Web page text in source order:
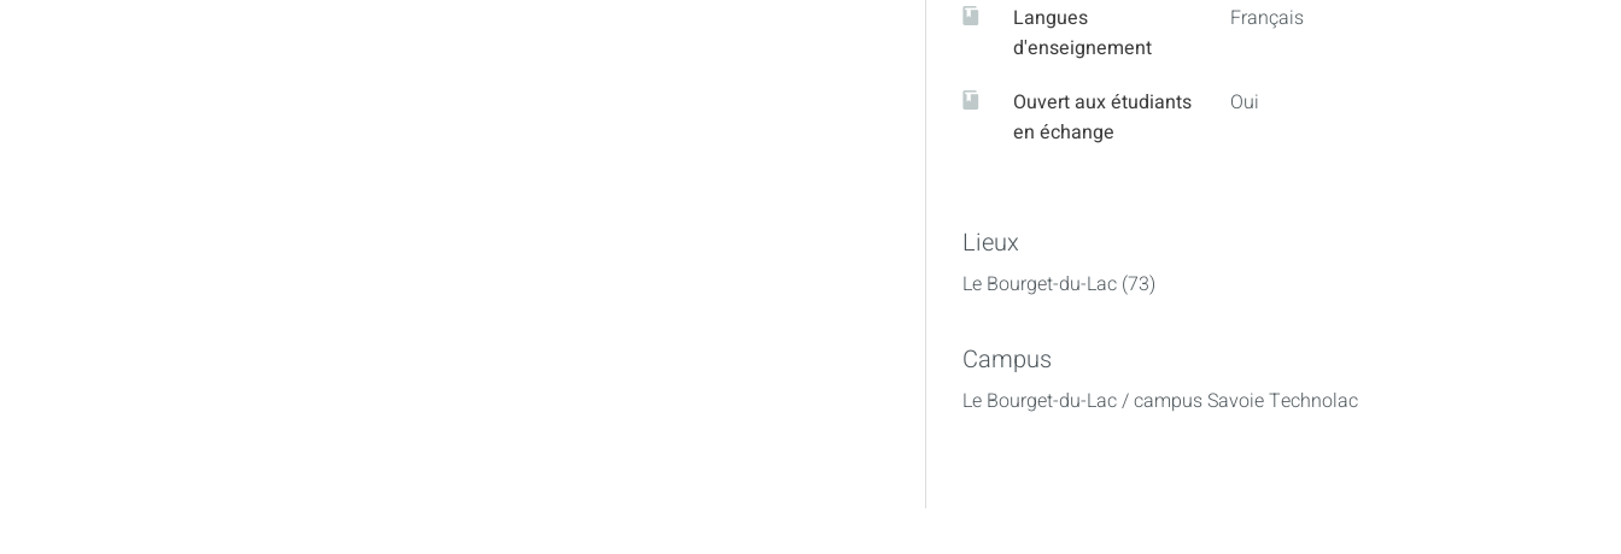
Langues
d'enseignement
Français
Ouvert aux étudiants
en échange
Oui
Lieux
Le Bourget-du-Lac (73)
Campus
Le Bourget-du-Lac / campus Savoie Technolac